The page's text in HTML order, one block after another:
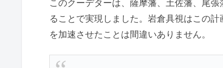
このクーデターは、薩摩藩、土佐藩、尾
ることで実現しました。岩倉具視はこの
を加速させたことは間違いありません。